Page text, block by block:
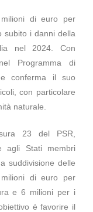
di euro per
subito i danni della
nel 2024. Con
Programma di
conferma il suo
con particolare
naturale.
23 del PSR,
agli Stati membri
suddivisione delle
di euro per
e 6 milioni per i
è favorire il